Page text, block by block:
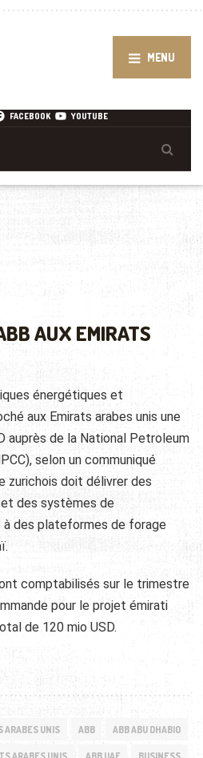
MENU
FACEBOOK YOUTUBE
AUX EMIRATS
énergétiques et
aux Emirats arabes unis une
auprès de la National Petroleum
selon un communiqué
zurichois doit délivrer des
et dessystèmes de
des plateformes de forage
comptabilisés sur le trimestre
pour le projet émirati
de 120 mio USD.
ARABES UNIS ABB ABB ABU DHABIO